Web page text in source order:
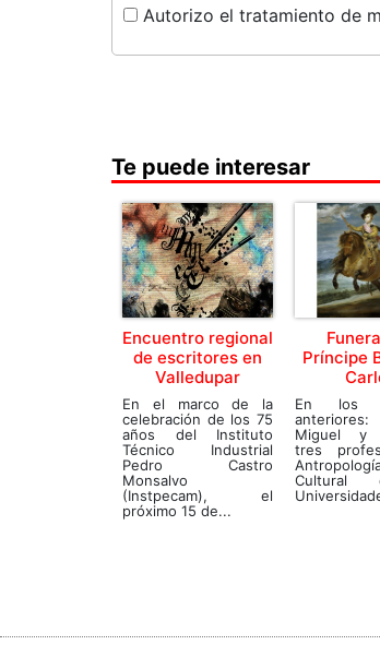
Autorizo el tratamiento de
Te puede interesar
Encuentro regional
de escritores en
Valledupar
En el marco de la
celebración de los 75
años del Instituto
Técnico Industrial
Pedro Castro
Monsalvo
(Instpecam), el
próximo 15 de...
Príncipe
En los
Miguel y
tres
Cultural